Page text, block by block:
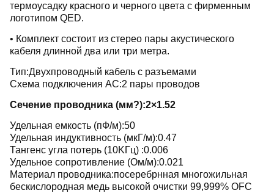
термоусадку красного и черного цвета с фирменным
логотипом QED.
• Комплект состоит из стерео пары акустического
кабеля длинной два или три метра.
Тип:Двухпроводный кабель с разъемами
Схема подключения АС:2 пары проводов
Сечение проводника (мм?):2×1.52
Удельная емкость (пФ/м):50
Удельная индуктивность (мкГ/м):0.47
Тангенс угла потерь (10KГц) :0.006
Удельное сопротивление (Ом/м):0.021
Материал проводника:посеребрнная многожильная
бескислородная медь высокой очистки 99,999% OFC